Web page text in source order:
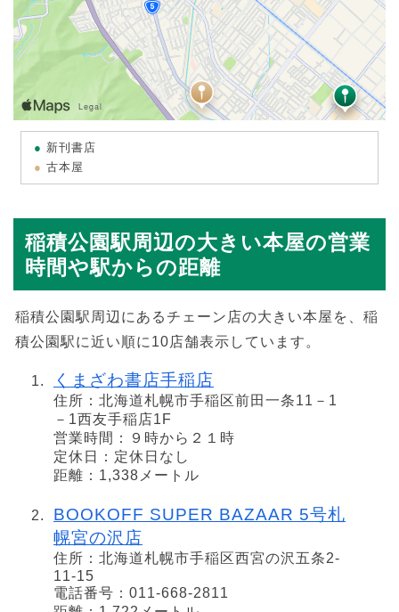
新刊書店
古本屋
稲積公園駅周辺の大きい本屋の営業
時間や駅からの距離
稲積公園駅周辺にあるチェーン店の大きい本屋を、稲
積公園駅に近い順に10店舗表示しています。
くまざわ書店手稲店
住所：北海道札幌市手稲区前田一条11－1
－1西友手稲店1F
営業時間：９時から２１時
定休日：定休日なし
距離：1,338メートル
BOOKOFF SUPER BAZAAR 5号札
幌宮の沢店
住所：北海道札幌市手稲区西宮の沢五条2-
11-15
電話番号：011-668-2811